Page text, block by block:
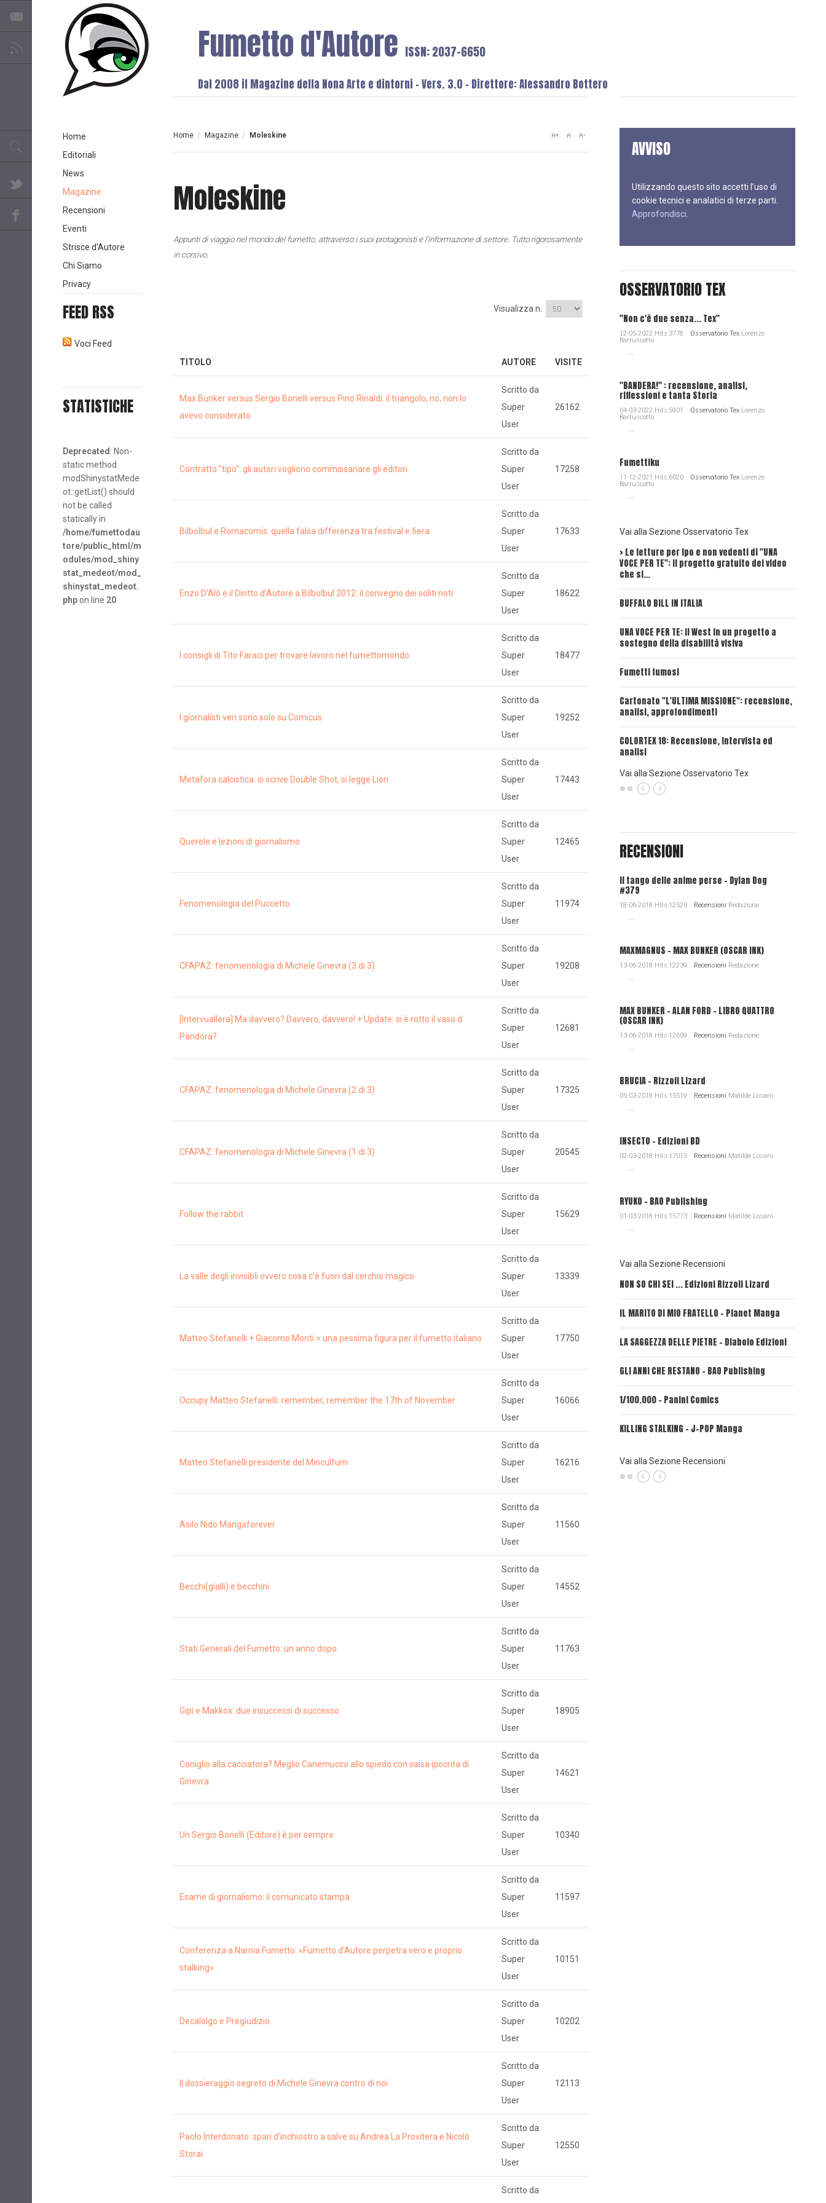
Fumetto d'Autore ISSN: 2037-6650
Dal 2008 il Magazine della Nona Arte e dintorni - Vers. 3.0 - Direttore: Alessandro Bottero
Home / Magazine / Moleskine
Moleskine
Appunti di viaggio nel mondo del fumetto, attraverso i suoi protagonisti e l’informazione di settore. Tutto rigorosamente
in corsivo.
Visualizza n.
TITOLO AUTORE VISITE
Max Bunker versus Sergio Bonelli versus Pino Rinaldi: il triangolo, no, non lo
avevo considerato
Scritto da
Super
User
26162
Contratto "tipo": gli autori vogliono commissariare gli editori
Scritto da
Super
User
17258
Bilbolbul e Romacomis: quella falsa differenza tra festival e fiera
Scritto da
Super
User
17633
Enzo D’Alò e il Diritto d’Autore a Bilbolbul 2012: il convegno dei soliti noti
Scritto da
Super
User
18622
I consigli di Tito Faraci per trovare lavoro nel fumettomondo
Scritto da
Super
User
18477
I giornalisti veri sono solo su Comicus
Scritto da
Super
User
19252
Metafora calcistica: si scrive Double Shot, si legge Lion
Scritto da
Super
User
17443
Querele e lezioni di giornalismo
Scritto da
Super
User
12465
Fenomenologia del Puccetto
Scritto da
Super
User
11974
CFAPAZ: fenomenologia di Michele Ginevra (3 di 3)
Scritto da
Super
User
19208
[Intervuallera] Ma davvero? Davvero, davvero! + Update: si è rotto il vaso d
Pandora?
Scritto da
Super
User
12681
CFAPAZ: fenomenologia di Michele Ginevra (2 di 3)
Scritto da
Super
User
17325
CFAPAZ: fenomenologia di Michele Ginevra (1 di 3)
Scritto da
Super
User
20545
Follow the rabbit
Scritto da
Super
User
15629
La valle degli invisibli ovvero cosa c’è fuori dal cerchio magico
Scritto da
Super
User
13339
Matteo Stefanelli + Giacomo Monti = una pessima figura per il fumetto italiano
Scritto da
Super
User
17750
Occupy Matteo Stefanelli: remember, remember the 17th of November
Scritto da
Super
User
16066
Matteo Stefanelli presidente del Minculfum
Scritto da
Super
User
16216
Asilo Nido Mangaforever
Scritto da
Super
User
11560
Becchi(gialli) e becchini
Scritto da
Super
User
14552
Stati Generali del Fumetto: un anno dopo
Scritto da
Super
User
11763
Gipi e Makkox: due insuccessi di successo
Scritto da
Super
User
18905
Coniglio alla cacciatora? Meglio Canemucco allo spiedo con salsa ipocrita di
Ginevra
Scritto da
Super
User
14621
Un Sergio Bonelli (Editore) è per sempre
Scritto da
Super
User
10340
Esame di giornalismo: il comunicato stampa
Scritto da
Super
User
11597
Conferenza a Narnia Fumetto: «Fumetto d’Autore perpetra vero e proprio
stalking»
Scritto da
Super
User
10151
Decalolgo e Pregiudizio
Scritto da
Super
User
10202
Il dossieraggio segreto di Michele Ginevra contro di noi
Scritto da
Super
User
12113
Paolo Interdonato: spari d’inchiostro a salve su Andrea La Provitera e Nicolò
Storai
Scritto da
Super
User
12550
Scritto da
AVVISO
Utilizzando questo sito accetti l’uso di
cookie tecnici e analatici di terze parti.
Approfondisci
OSSERVATORIO TEX
"Non c'è due senza... Tex"
12-05-2022 Hits:3778 Osservatorio TexLorenzo
Barruscotto
...
"BANDERA!" : recensione, analisi,
riflessioni e tanta Storia
04-03-2022 Hits:5901 Osservatorio TexLorenzo
Barruscotto
...
Fumettiku
11-12-2021 Hits:6020 Osservatorio TexLorenzo
Barruscotto
...
Vai alla Sezione Osservatorio Tex
> Le letture per ipo e non vedenti di "UNA
VOCE PER TE": il progetto gratuito dei video
che si…
BUFFALO BILL IN ITALIA
UNA VOCE PER TE: il West in un progetto a
sostegno della disabilità visiva
Fumetti fumosi
Cartonato "L'ULTIMA MISSIONE": recensione,
analisi, approfondimenti
COLORTEX 18: Recensione, intervista ed
analisi
UNA
UNA
UNA
UNA
Vai alla Sezione Osservatorio Tex
RECENSIONI
Il tango delle anime perse - Dylan Dog
#379
18-06-2018 Hits:12520 Recensioni Redazione
...
MAXMAGNUS – MAX BUNKER (OSCAR INK)
13-06-2018 Hits:12239 Recensioni Redazione
...
MAX BUNKER – ALAN FORD – LIBRO QUATTRO
(OSCAR INK)
13-06-2018 Hits:12609 Recensioni Redazione
...
BRUCIA - Rizzoli Lizard
05-03-2018 Hits:15519 Recensioni Matilde Losani
...
INSECTO - Edizioni BD
02-03-2018 Hits:17015 Recensioni Matilde Losani
...
RYUKO - BAO Publishing
01-03-2018 Hits:15773 Recensioni Matilde Losani
...
Vai alla Sezione Recensioni
NON SO CHI SEI ... Edizioni Rizzoli Lizard
IL MARITO DI MIO FRATELLO - Planet Manga
LA SAGGEZZA DELLE PIETRE - Diabolo Edizioni
GLI ANNI CHE RESTANO - BAO Publishing
1/100.000 - Panini Comics
KILLING STALKING - J-POP Manga
Vai alla Sezione Recensioni
Home
Editoriali
News
Magazine
Recensioni
Eventi
Strisce d'Autore
Chi Siamo
Privacy
FEED RSS
Voci Feed
STATISTICHE
Deprecated : Non-
static method
modShinystatMede
ot::getList() should
not be called
statically in
/home/fumettodau
tore/public_html/m
odules/mod_shiny
stat_medeot/mod_
shinystat_medeot.
phpon line 20